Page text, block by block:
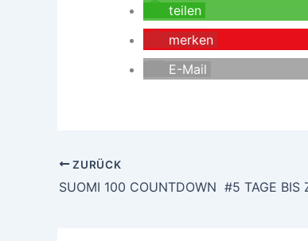
teilen
merken
E-Mail
ZURÜCK
SUOMI 100 COUNTDOWN #5 TAGE BIS